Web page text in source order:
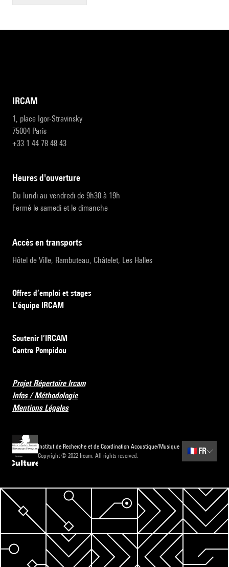
IRCAM
1, place Igor-Stravinsky
75004 Paris
+33 1 44 78 48 43
heures d'ouverture
Du lundi au vendredi de 9h30 à 19h
Fermé le samedi et le dimanche
accès en transports
Hôtel de Ville, Rambuteau, Châtelet, Les Halles
Offres d’emploi et stages
L’équipe IRCAM
Soutenir l’IRCAM
Centre Pompidou
Projet Répertoire Ircam
Infos / Méthodologie
Mentions Légales
Institut de Recherche et de Coordination Acoustique/Musique
Copyright © 2022 Ircam. All rights reserved.
🇫🇷 FR